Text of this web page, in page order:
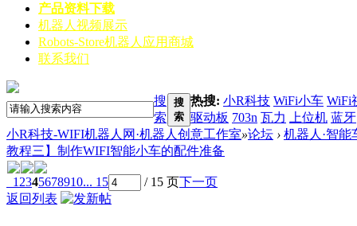
产品资料下载
机器人视频展示
Robots-Store机器人应用商城
联系我们
搜
索
搜
索
热搜: 小R科技 WiFi小车 WiFi
驱动板 703n 瓦力 上位机 蓝牙
小R科技-WIFI机器人网·机器人创意工作室»论坛 › 机器人·智能
教程三】制作WIFI智能小车的配件准备
1 2345678910... 15 / 15 页下一页
返回列表